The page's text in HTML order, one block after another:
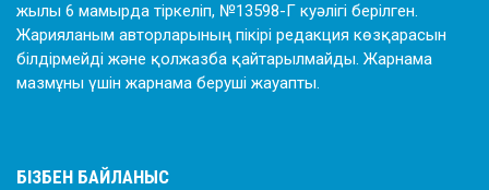
жылы 6 мамырда тіркеліп, №13598-Г куәлігі берілген.
Жарияланым авторларының пікірі редакция көзқарасын
білдірмейді және қолжазба қайтарылмайды. Жарнама
мазмұны үшін жарнама беруші жауапты.
БІЗБЕН БАЙЛАНЫС